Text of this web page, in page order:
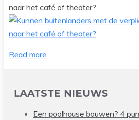
naar het café of theater?
Read more
LAATSTE NIEUWS
Een poolhouse bouwen? 4